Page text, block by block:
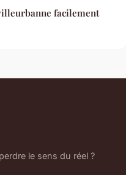
facilement
le sens du réel ?